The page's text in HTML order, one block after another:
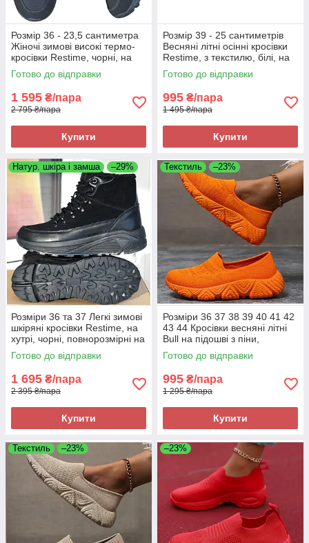
Розмір 36 - 23,5 сантиметра
Жіночі зимові високі термо-
кросівки Restime, чорні, на
підошві з піни, легкі та зручні
Готово до відправки
1 595 ₴/пара
2 795 ₴/пара
Купити
Розмір 39 - 25 сантиметрів
Весняні літні осінні кросівки
Restime, з текстилю, білі, на
підошві з піни, легкі та зручні
Готово до відправки
995 ₴/пара
1 495 ₴/пара
Купити
Натур. шкіра і замша –29%
Розміри 36 та 37 Легкі зимові
шкіряні кросівки Restime, на
хутрі, чорні, повнорозмірні на
підошві з піни
Готово до відправки
1 695 ₴/пара
2 395 ₴/пара
Купити
Текстиль –23%
Розміри 36 37 38 39 40 41 42
43 44 Кросівки весняні літні
Bull на підошві з піни,
текстиль сітка, помаранчеві,
легкі та зручні
Готово до відправки
995 ₴/пара
1 295 ₴/пара
Купити
Текстиль –23% –23%